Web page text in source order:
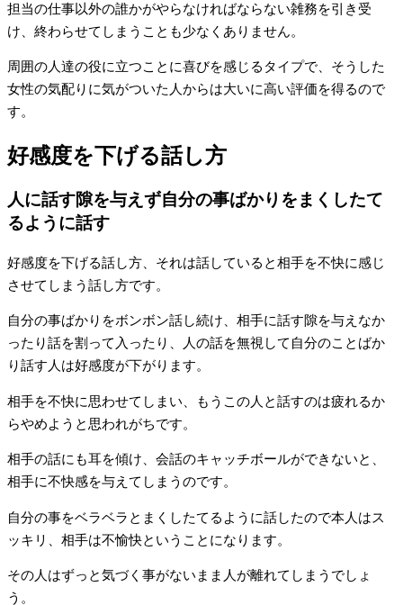
担当の仕事以外の誰かがやらなければならない雑務を引き受
け、終わらせてしまうことも少なくありません。
周囲の人達の役に立つことに喜びを感じるタイプで、そうした
女性の気配りに気がついた人からは大いに高い評価を得るので
す。
好感度を下げる話し方
人に話す隙を与えず自分の事ばかりをまくしたて
るように話す
好感度を下げる話し方、それは話していると相手を不快に感じ
させてしまう話し方です。
自分の事ばかりをボンボン話し続け、相手に話す隙を与えなか
ったり話を割って入ったり、人の話を無視して自分のことばか
り話す人は好感度が下がります。
相手を不快に思わせてしまい、もうこの人と話すのは疲れるか
らやめようと思われがちです。
相手の話にも耳を傾け、会話のキャッチボールができないと、
相手に不快感を与えてしまうのです。
自分の事をベラベラとまくしたてるように話したので本人はス
ッキリ、相手は不愉快ということになります。
その人はずっと気づく事がないまま人が離れてしまうでしょ
う。